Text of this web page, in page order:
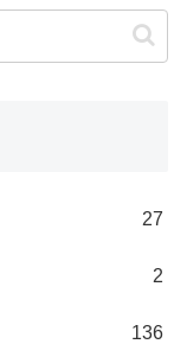
27
2
136